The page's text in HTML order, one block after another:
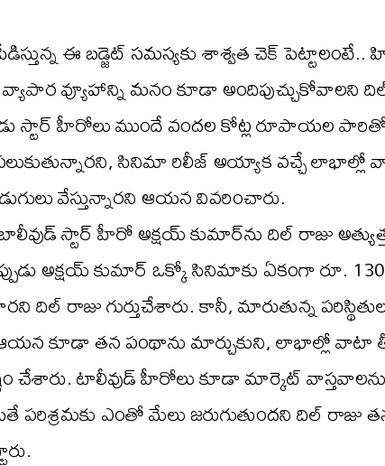
ఈ బడ్జెట్ సమస్యకు శాశ్వత చెక్ పెట్టాలంటే..
వ్యాపార వ్యూహాన్ని మనం కూడా అందిపుచ్చుకోవాలని
స్టార్ హీరోలు ముందే వందల కోట్ల రూపాయల
సినిమా రిలీజ్ అయ్యాక వచ్చే లాభాల్లో
వేస్తున్నారని ఆయన వివరించారు.
స్టార్ హీరో అక్షయ్ కుమార్‌ను దిల్ రాజు
అక్షయ్ కుమార్ ఒక్కో సినిమాకు ఏకంగా రూ. 130
దిల్ రాజు గుర్తుచేశారు. కానీ, మారుతున్న
ఆయన కూడా తన పంథాను మార్చుకుని, లాభాల్లో వాటా
చేశారు. టాలీవుడ్ హీరోలు కూడా మార్కెట్
పరిశ్రమకు ఎంతో మేలు జరుగుతుందని దిల్ రాజు